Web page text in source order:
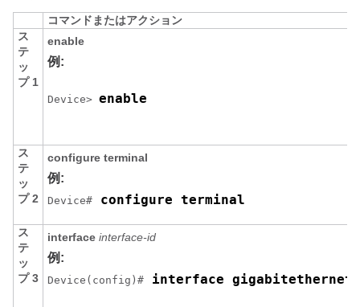
コマンドまたはアクション
ス
テ
ッ
プ 1
enable
例:
Device> enable
ス
テ
ッ
プ 2
configure terminal
例:
Device# configure terminal
ス
テ
ッ
プ 3
interface interface-id
例:
Device(config)# interface